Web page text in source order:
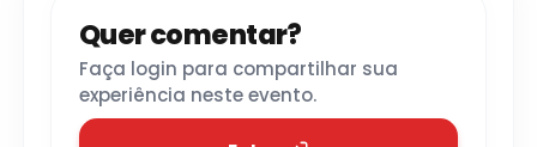
Quer comentar?
Faça login para compartilhar sua
experiência neste evento.